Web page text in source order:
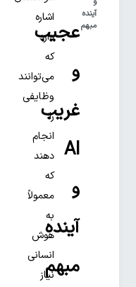
آینده
مبهمعجیب
و
غریب
AI
و
آینده
مبهم
اشاره
دارد
که
می‌توانند
وظایفی
را
انجام
دهند
که
معمولاً
به
هوش
انسانی
نیاز